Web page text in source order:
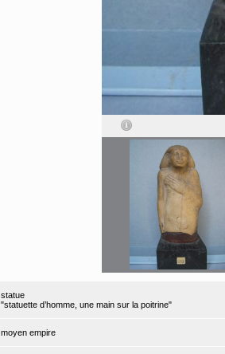
statue
"statuette d’homme, une main sur la poitrine"
moyen empire